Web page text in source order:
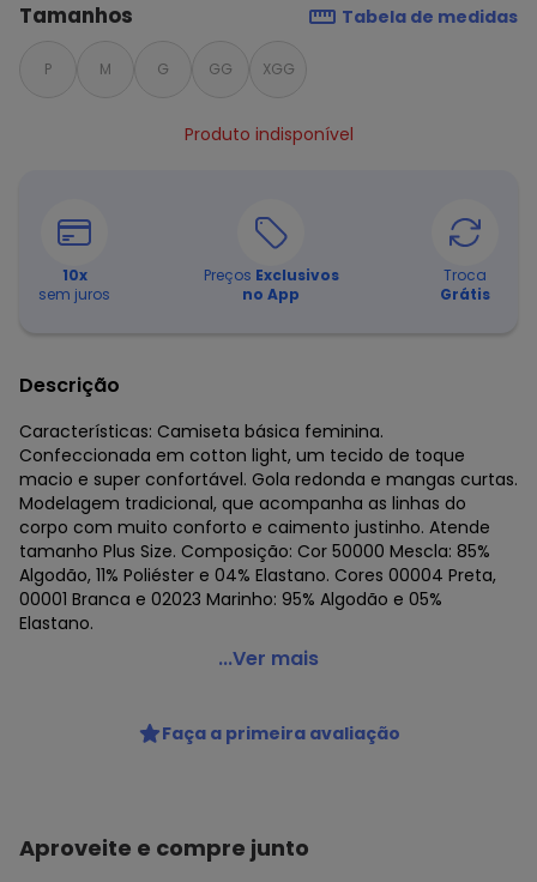
Tamanhos Tabela de medidas
P M G GG XGG
Produto indisponível
10x
sem juros
Preços Exclusivos
no App
Troca
Grátis
Descrição
Características: Camiseta básica feminina.
Confeccionada em cotton light, um tecido de toque
macio e super confortável. Gola redonda e mangas curtas.
Modelagem tradicional, que acompanha as linhas do
corpo com muito conforto e caimento justinho. Atende
tamanho Plus Size. Composição: Cor 50000 Mescla: 85%
Algodão, 11% Poliéster e 04% Elastano. Cores 00004 Preta,
00001 Branca e 02023 Marinho: 95% Algodão e 05%
Elastano.
Malwee - Camiseta Feminina Malwee 1000004500
...Ver mais
Faça a primeira avaliação
Aproveite e compre junto